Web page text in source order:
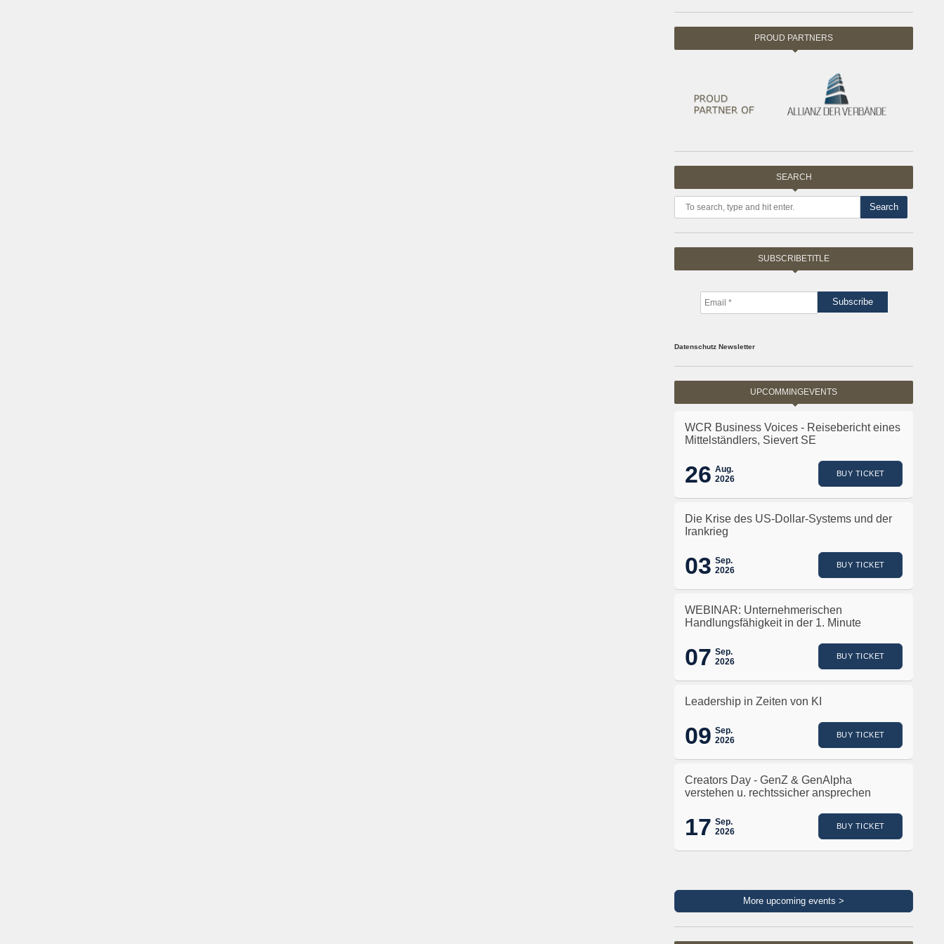
PROUD PARTNERS
SEARCH
Search
SUBSCRIBETITLE
Datenschutz Newsletter
UPCOMMINGEVENTS
WCR Business Voices - Reisebericht eines
Mittelständlers, Sievert SE
26 Aug.
2026
BUY TICKET
Die Krise des US-Dollar-Systems und der
Irankrieg
03 Sep.
2026
BUY TICKET
WEBINAR: Unternehmerischen
Handlungsfähigkeit in der 1. Minute
07 Sep.
2026
BUY TICKET
Leadership in Zeiten von KI
09 Sep.
2026
BUY TICKET
Creators Day - GenZ & GenAlpha
verstehen u. rechtssicher ansprechen
17 Sep.
2026
BUY TICKET
More upcoming events >